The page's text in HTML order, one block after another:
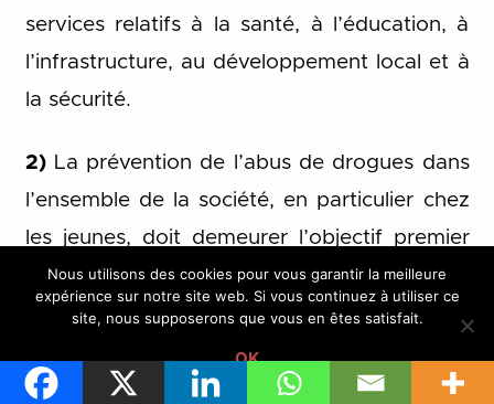
services relatifs à la santé, à l’éducation, à
l’infrastructure, au développement local et à
la sécurité.
2)La prévention de l’abus de drogues dans
l’ensemble de la société, en particulier chez
les jeunes, doit demeurer l’objectif premier
de l’action des pouvoirs publics. Cette
action ne se limite pas aux politiques
centrées sur les drogues: tout élément
renforçant la cohésion sociale et la capacité
Nous utilisons des cookies pour vous garantir la meilleure
expérience sur notre site web. Si vous continuez à utiliser ce
site, nous supposerons que vous en êtes satisfait.
OK